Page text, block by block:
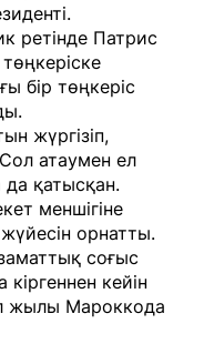
ретінде Патрис
бір төңкеріс
жүргізіп,
атаумен ел
қатысқан.
меншігіне
орнатты.
соғыс
кіргеннен кейін
жылы Мароккода